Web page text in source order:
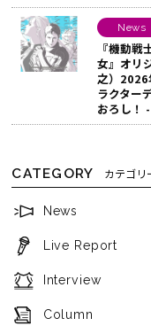
News
『機動
女』オリ
之）2026
ラクター
おろし！ -
CATEGORY カテゴリ
News
Live Report
Interview
Column